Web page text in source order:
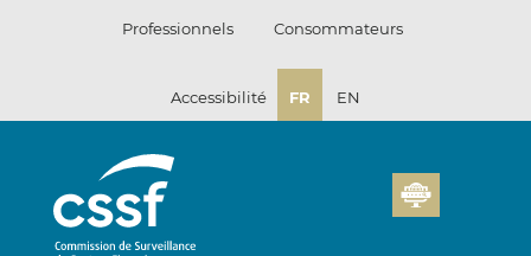
Professionnels Consommateurs
Accessibilité FR EN